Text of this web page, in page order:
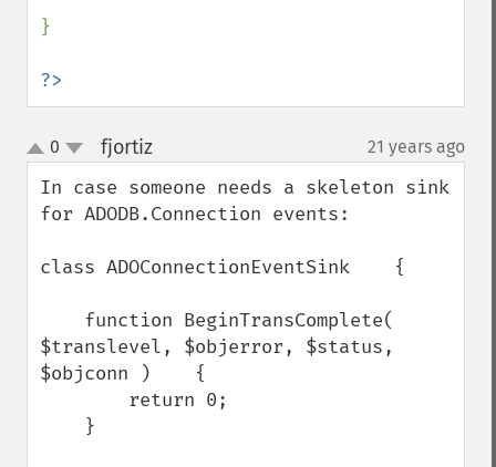
}
?>
up
down
0 fjortiz¶ 21 years ago
In case someone needs a skeleton sink
for ADODB.Connection events:
class ADOConnectionEventSink    {
$translevel, $objerror, $status,
$objconn )    {